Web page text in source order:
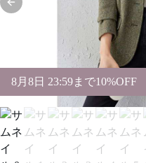
Previous slide
8月 8日 23:59まで10%OFF